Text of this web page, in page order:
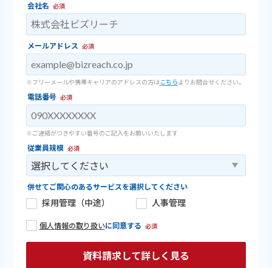
会社名 必須
メールアドレス 必須
※フリーメールや携帯キャリアのアドレスの方はこちらよりお問合せください。
電話番号 必須
※ご連絡がつきやすい番号のご記入をお願いいたします
従業員規模 必須
併せてご関心のあるサービスを選択してください
採用管理（中途） 人事管理
個人情報の取り扱いに同意する 必須